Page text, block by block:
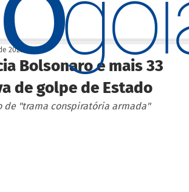
Bolsonaro e mais 33
de golpe de Estado
2025
de "trama conspiratória armada"